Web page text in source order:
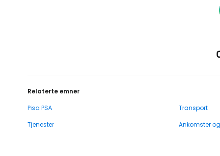
Relaterte emner
Pisa PSA
Transport
Tjenester
Ankomster